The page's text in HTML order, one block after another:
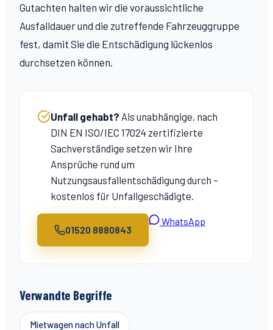
Gutachten halten wir die voraussichtliche
Ausfalldauer und die zutreffende Fahrzeuggruppe
fest, damit Sie die Entschädigung lückenlos
durchsetzen können.
Unfall gehabt? Als unabhängige, nach
DIN EN ISO/IEC 17024 zertifizierte
Sachverständige setzen wir Ihre
Ansprüche rund um
Nutzungsausfallentschädigung durch –
kostenlos für Unfallgeschädigte.
01520 8880843
WhatsApp
Verwandte Begriffe
Mietwagen nach Unfall